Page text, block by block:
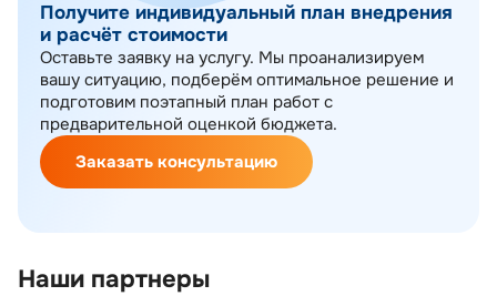
Получите индивидуальный план внедрения
и расчёт стоимости
Оставьте заявку на услугу. Мы проанализируем
вашу ситуацию, подберём оптимальное решение и
подготовим поэтапный план работ с
предварительной оценкой бюджета.
Заказать консультацию
Наши партнеры